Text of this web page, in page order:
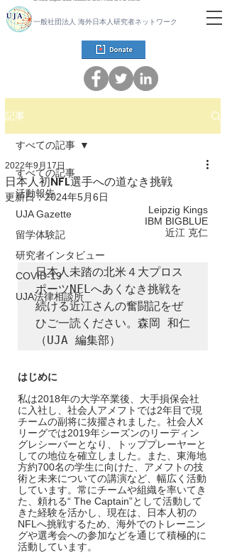
一般社団法人 海外日本人研究者ネットワーク
記事
すべての記事
活動報告
UJA Gazette
留学体験記
研究者インタビュー
COVID-19
UJA法律相談所
すべての記事
日本人初NFL選手への道なき挑戦
2022年9月17日
更新日：2024年5月6日
Leipzig Kings
IBM BIGBLUE
近江 克仁
日本人未踏の北米４大プロス
ポーツNFLへあくなき挑戦を
続ける近江さんの奮闘記をぜ
ひご一読ください。森岡 和仁
（UJA 編集部）
はじめに
私は2018年の大学卒業後、大手損保会社
に入社し、社会人アメフトでは2年目で現
チームの副将に抜擢されました。社会人X
リーグでは2019年シーズンのリーディン
グレシーバーとなり、トッププレーヤーと
しての地位を確立しました。また、東海地
方約700名の学生に向けた、アメフトの技
術と未来についての講演など、幅広く活動
しています。常にチームや組織を率いてき
た、頼れる“ The Captain”として活動して
きた経験を活かし、現在は、日本人初の
NFLへ挑戦するため、海外でのトレーニン
グや選考会への参加などを通じて積極的に
活動しています。